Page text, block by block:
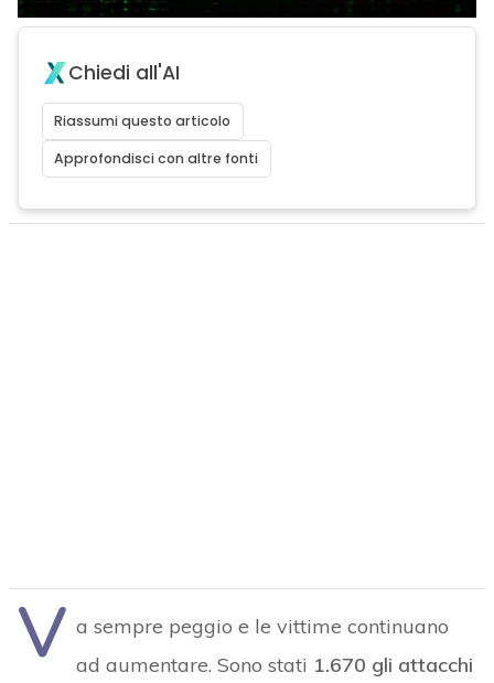
Chiedi all'AI
Riassumi questo articolo
Approfondisci con altre fonti
V a sempre peggio e le vittime continuano
ad aumentare. Sono stati 1.670 gli attacchi